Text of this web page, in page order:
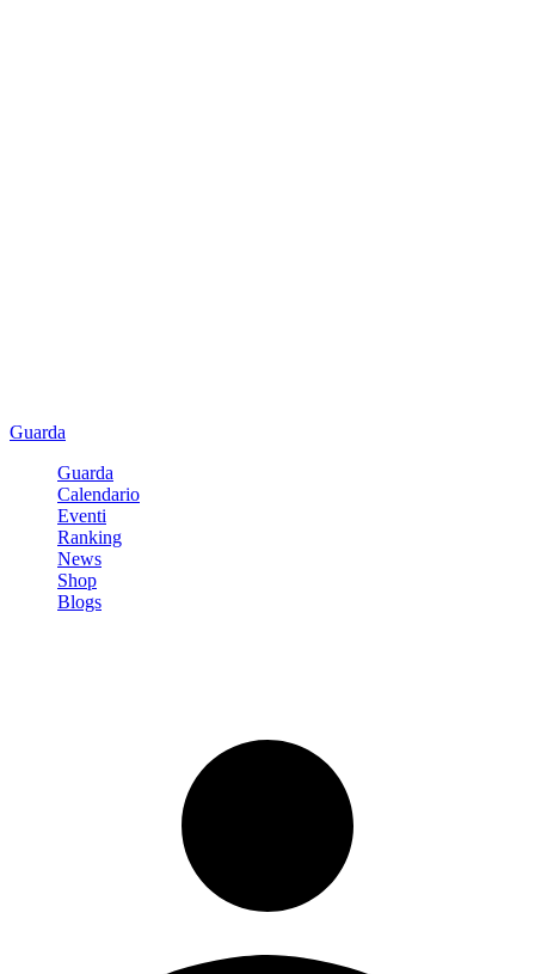
Guarda
Guarda
Calendario
Eventi
Ranking
News
Shop
Blogs